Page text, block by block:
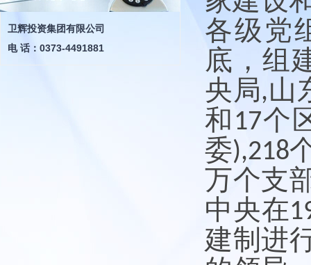
卫辉投资集团有限公司
电 话：0373-4491881
各级党
底，组
央局,山
和 17个
委),218
万个支
中央在
建制进